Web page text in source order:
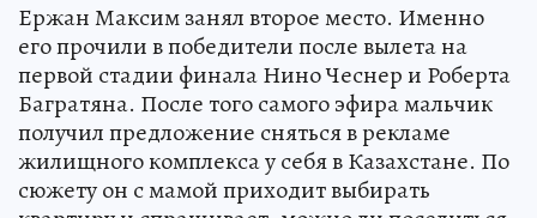
Ержан Максим занял второе место. Именно
его прочили в победители после вылета на
первой стадии финала Нино Чеснер и Роберта
Багратяна. После того самого эфира мальчик
получил предложение сняться в рекламе
жилищного комплекса у себя в Казахстане. По
сюжету он с мамой приходит выбирать